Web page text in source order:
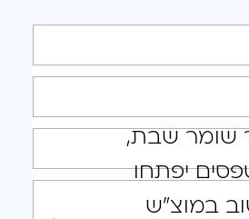
שומר שבת,
יפתחו
במוצ"ש